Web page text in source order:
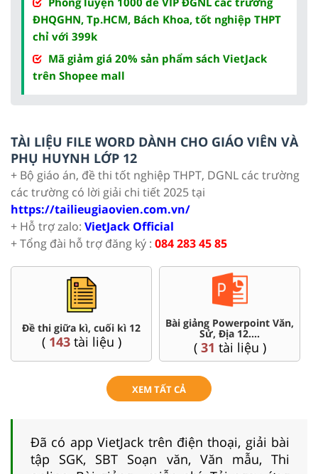
ĐHQGHN, Tp.HCM, Bách Khoa, tốt nghiệp THPT
chỉ với 399k
Mã giảm giá 20% sản phẩm sách VietJack
trên Shopee mall
TÀI LIỆU FILE WORD DÀNH CHO GIÁO VIÊN VÀ
PHỤ HUYNH LỚP 12
+ Bộ giáo án, đề thi tốt nghiệp THPT, DGNL các trường
các trường có lời giải chi tiết 2025 tại
https://tailieugiaovien.com.vn/
+ Hỗ trợ zalo: VietJack Official
+ Tổng đài hỗ trợ đăng ký : 084 283 45 85
kì, cuối kì 12
tài liệu )
Bài giảng Powerpoint Văn,
Sử, Địa 12....
tài liệu )
Chuyên đề
XEM TẤT CẢ
Đã có app VietJack trên điện thoại, giải bài
tập SGK, SBT Soạn văn, Văn mẫu, Thi